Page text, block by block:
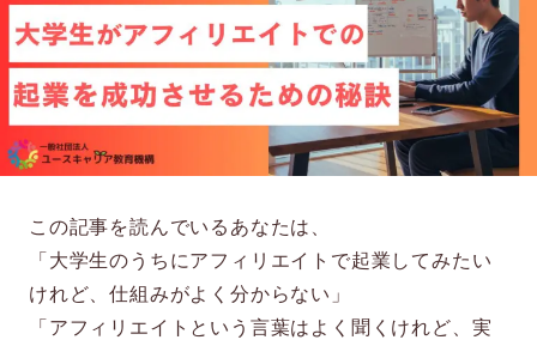
この記事を読んでいるあなたは、
「大学生のうちにアフィリエイトで起業してみたい
けれど、仕組みがよく分からない」
「アフィリエイトという言葉はよく聞くけれど、実